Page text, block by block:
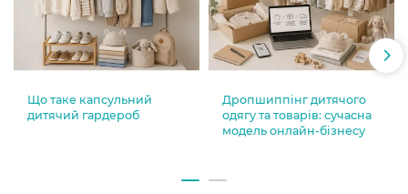
Що таке капсульний
дитячий гардероб
Дропшиппінг дитячого
одягу та товарів: сучасна
модель онлайн-бізнесу